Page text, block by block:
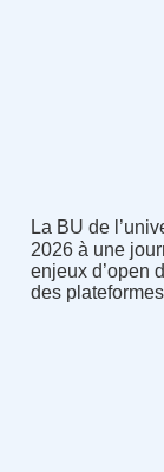
La BU de
2026 à une
enjeux d’open
des